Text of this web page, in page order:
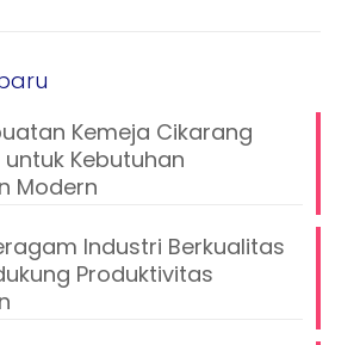
Kemeja Cikarang
Kebutuhan
Modern
Industri Berkualitas
Produktivitas